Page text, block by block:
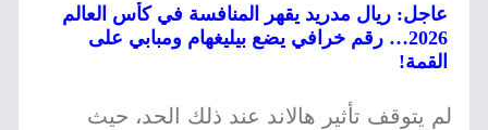
عاجل: ريال مدريد يقهر المنافسة في كأس العالم
2026… رقم خرافي يضع بيليغهام ومبابي على
القمة!
لم يتوقف تأثير هالاند عند ذلك الحد، حيث